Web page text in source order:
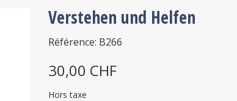
Verstehen und Helfen
Référence: B266
30,00 CHF
Hors taxe